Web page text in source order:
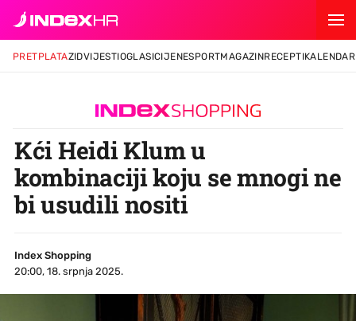
PRETPLATAZIDVIJESTIOGLASICIJENESPORTMAGAZINRECEPTIKALENDAR
Kći Heidi Klum u
kombinaciji koju se mnogi ne
bi usudili nositi
Index Shopping
20:00, 18. srpnja 2025.